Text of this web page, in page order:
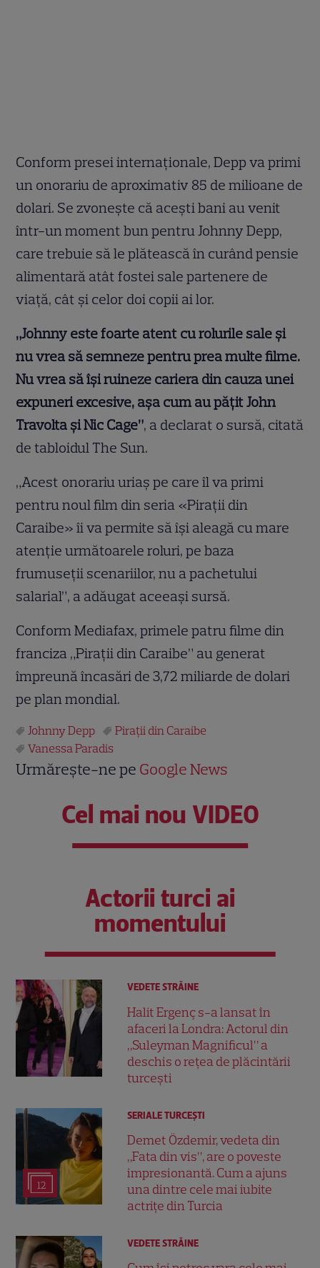
Conform presei internaționale, Depp va primi
un onorariu de aproximativ 85 de milioane de
dolari. Se zvonește că acești bani au venit
într-un moment bun pentru Johnny Depp,
care trebuie să le plătească în curând pensie
alimentară atât fostei sale partenere de
viață, cât și celor doi copii ai lor.
„Johnny este foarte atent cu rolurile sale şi
nu vrea să semneze pentru prea multe filme.
Nu vrea să îşi ruineze cariera din cauza unei
expuneri excesive, aşa cum au păţit John
Travolta şi Nic Cage”, a declarat o sursă, citată
de tabloidul The Sun.
„Acest onorariu uriaş pe care îl va primi
pentru noul film din seria «Piraţii din
Caraibe» îi va permite să îşi aleagă cu mare
atenţie următoarele roluri, pe baza
frumuseţii scenariilor, nu a pachetului
salarial”, a adăugat aceeaşi sursă.
Conform Mediafax, primele patru filme din
franciza „Piraţii din Caraibe” au generat
împreună încasări de 3,72 miliarde de dolari
pe plan mondial.
Johnny Depp
Piraţii din Caraibe
Vanessa Paradis
Urmărește-ne pe Google News
Cel mai nou VIDEO
Actorii turci ai
momentului
VEDETE STRĂINE
Halit Ergenç s-a lansat în
afaceri la Londra: Actorul din
„Suleyman Magnificul” a
deschis o rețea de plăcintării
turcești
12
SERIALE TURCEŞTI
Demet Özdemir, vedeta din
„Fata din vis”, are o poveste
impresionantă. Cum a ajuns
una dintre cele mai iubite
actrițe din Turcia
VEDETE STRĂINE